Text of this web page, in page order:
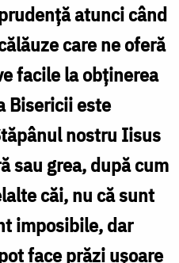
atunci când
care ne oferă
facile la obținerea
Bisericii este
nostru Iisus
sau grea, după cum
căi, nu că sunt
imposibile, dar
face prăzi ușoare